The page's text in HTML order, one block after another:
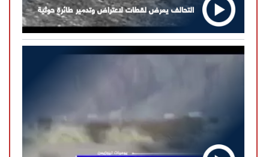
التحالف يعرض لقطات لاعتراض وتدمير طائرة حوثية